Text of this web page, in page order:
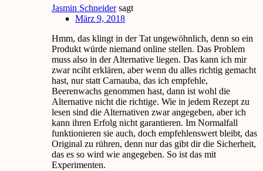
Jasmin Schneider sagt
März 9, 2018
Hmm, das klingt in der Tat ungewöhnlich, denn so ein
Produkt würde niemand online stellen. Das Problem
muss also in der Alternative liegen. Das kann ich mir
zwar nciht erklären, aber wenn du alles richtig gemacht
hast, nur statt Carnauba, das ich empfehle,
Beerenwachs genommen hast, dann ist wohl die
Alternative nicht die richtige. Wie in jedem Rezept zu
lesen sind die Alternativen zwar angegeben, aber ich
kann ihren Erfolg nicht garantieren. Im Normalfall
funktionieren sie auch, doch empfehlenswert bleibt, das
Original zu rühren, denn nur das gibt dir die Sicherheit,
das es so wird wie angegeben. So ist das mit
Experimenten.